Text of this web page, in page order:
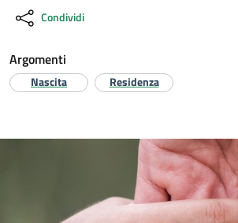
Condividi
Argomenti
Nascita Residenza